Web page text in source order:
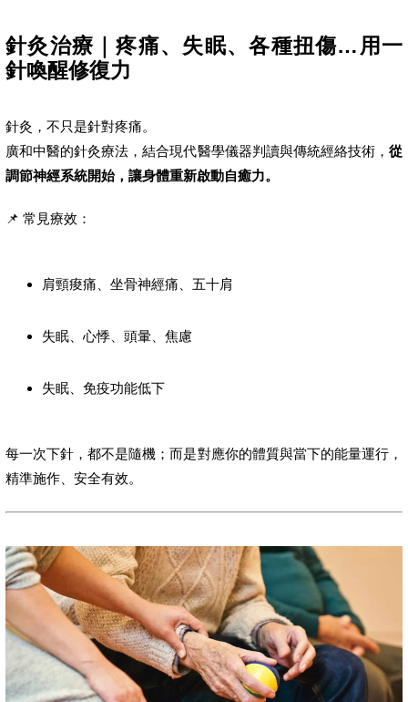
針灸治療｜疼痛、失眠、各種扭傷…用一
針喚醒修復力
針灸，不只是針對疼痛。
廣和中醫的針灸療法，結合現代醫學儀器判讀與傳統經絡技術， 從
調節神經系統開始，讓身體重新啟動自癒力。
📌 常見療效：
肩頸痠痛、坐骨神經痛、五十肩
失眠、心悸、頭暈、焦慮
失眠、免疫功能低下
每一次下針，都不是隨機；而是對應你的體質與當下的能量運行，
精準施作、安全有效。